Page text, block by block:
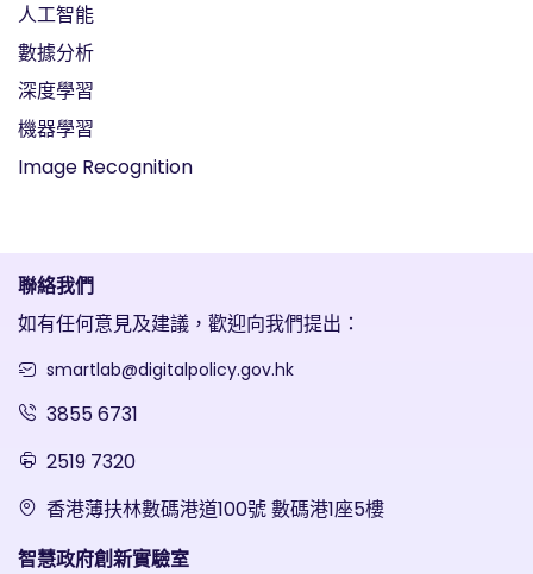
人工智能
數據分析
深度學習
機器學習
Image Recognition
聯絡我們
如有任何意見及建議，歡迎向我們提出：
smartlab@digitalpolicy.gov.hk
3855 6731
2519 7320
香港薄扶林數碼港道100號 數碼港1座5樓
智慧政府創新實驗室